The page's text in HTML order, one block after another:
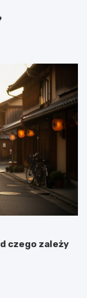
czego zależy